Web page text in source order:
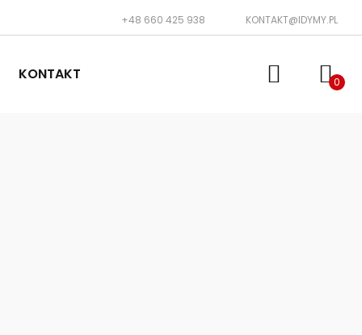
+48 660 425 938 KONTAKT@IDYMY.PL
KONTAKT 0